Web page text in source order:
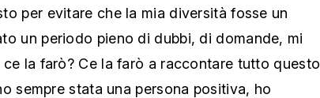
per evitare che la mia diversità fosse un
un periodo pieno di dubbi, di domande, mi
la farò? Ce la farò a raccontare tutto questo
sempre stata una persona positiva, ho